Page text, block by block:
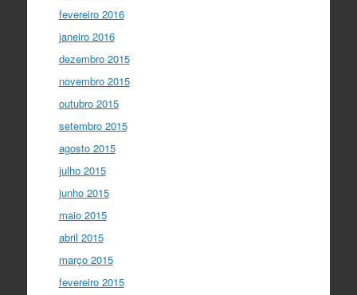
fevereiro 2016
janeiro 2016
dezembro 2015
novembro 2015
outubro 2015
setembro 2015
agosto 2015
julho 2015
junho 2015
maio 2015
abril 2015
março 2015
fevereiro 2015